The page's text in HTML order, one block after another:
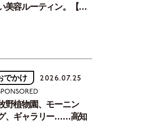
美容ルーティン。【中
でかけ 2026.07.25
野植物園、モーニン
、ギャラリー……高知